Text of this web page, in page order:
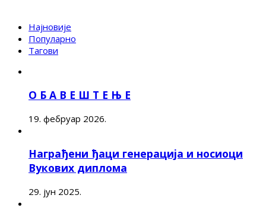
Најновије
Популарно
Тагови
О Б А В Е Ш Т Е Њ Е
19. фебруар 2026.
Награђени ђаци генерација и носиоци
Вукових диплома
29. јун 2025.